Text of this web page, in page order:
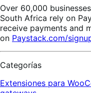
Over 60,000
South Africa rely on
receive payments and
on Paystack.com/
Categorías
Extensiones para